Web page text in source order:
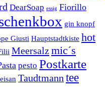
DearSoap essig Fiorillo
gin knopf
Giusti Hauptstadtkiste hot
Meersalzmic´s
pesto Postkarte
Taudtmann tee